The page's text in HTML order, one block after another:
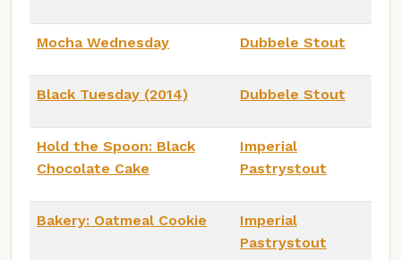
Mocha Wednesday Dubbele Stout
Black Tuesday (2014) Dubbele Stout
Hold the Spoon: Black
Chocolate Cake
Imperial
Pastrystout
Bakery: Oatmeal Cookie
Imperial
Pastrystout